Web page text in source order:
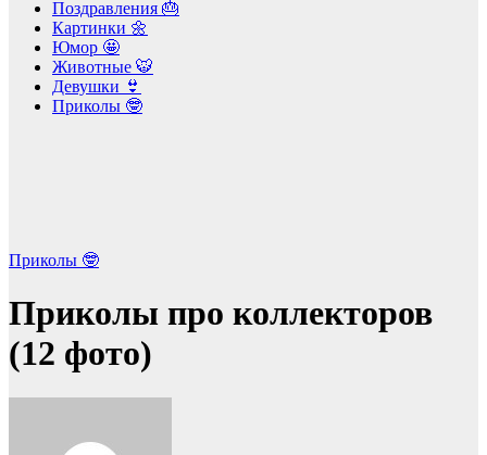
Поздравления 🎂
Картинки 🌼
Юмор 🤩
Животные 🐯
Девушки 👙
Приколы 🤓
Приколы 🤓
Приколы про коллекторов
(12 фото)